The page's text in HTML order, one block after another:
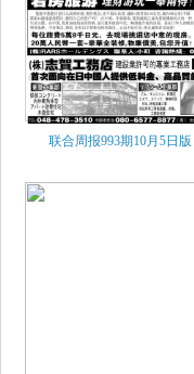
联合周报993期10月5日版